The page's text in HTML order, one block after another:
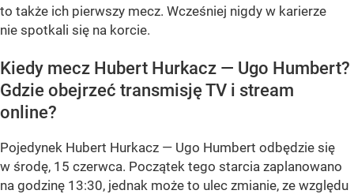
to także ich pierwszy mecz. Wcześniej nigdy w karierze
nie spotkali się na korcie.
Kiedy mecz Hubert Hurkacz — Ugo Humbert?
Gdzie obejrzeć transmisję TV i stream
online?
Pojedynek Hubert Hurkacz — Ugo Humbert odbędzie się
w środę, 15 czerwca. Początek tego starcia zaplanowano
na godzinę 13:30, jednak może to ulec zmianie, ze względu